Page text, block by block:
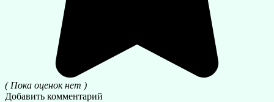
( Пока оценок нет )
Добавить комментарий